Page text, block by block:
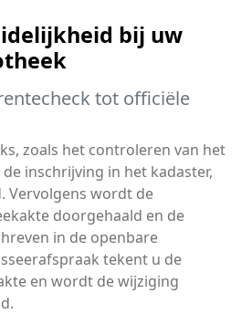
bij uw
tot officiële
zoals het controleren van het
inschrijving in het kadaster,
Vervolgens wordt de
doorgehaald en de
in de openbare
tekent u de
en wordt de wijziging